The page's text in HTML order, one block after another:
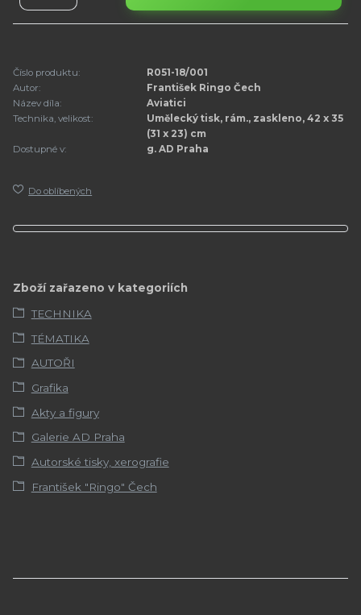
Číslo produktu:
R051-18/001
Autor:
František Ringo Čech
Název díla:
Aviatici
Technika, velikost:
Umělecký tisk, rám., zaskleno, 42 x 35
(31 x 23) cm
Dostupné v:
g. AD Praha
Do oblíbených
Zboží zařazeno v kategoriích
TECHNIKA
TÉMATIKA
AUTOŘI
Grafika
Akty a figury
Galerie AD Praha
Autorské tisky, xerografie
František "Ringo" Čech